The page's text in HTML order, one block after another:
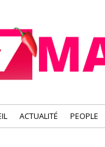
ACTUALITÉ PEOPLE